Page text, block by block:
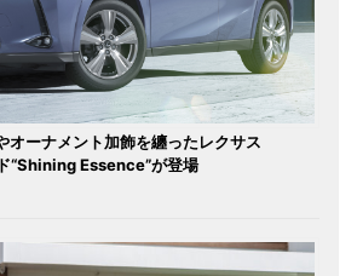
オーナメント加飾を纏ったレクサス
“Shining Essence”が登場